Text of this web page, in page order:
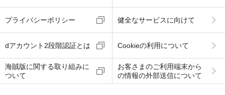
プライバシーポリシー 健全なサービスに向けて
dアカウント2段階認証とは Cookieの利用について
海賊版に関する取り組みに
ついて
お客さまのご利用端末から
の情報の外部送信について